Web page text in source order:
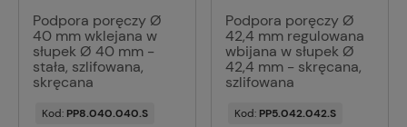
Podpora poręczy Ø
40 mm wklejana w
słupek Ø 40 mm -
stała, szlifowana,
skręcana
Kod: PP8.040.040.S
Podpora poręczy Ø
42,4 mm regulowana
wbijana w słupek Ø
42,4 mm - skręcana,
szlifowana
Kod: PP5.042.042.S